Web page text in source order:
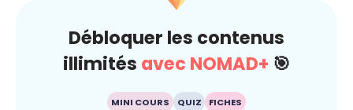
Débloquer les contenus
illimités avec NOMAD+ 🎯
MINI COURS QUIZ FICHES